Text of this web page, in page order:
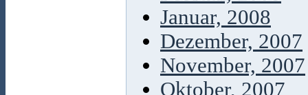
Januar, 2008
Dezember, 2007
November, 2007
Oktober, 2007